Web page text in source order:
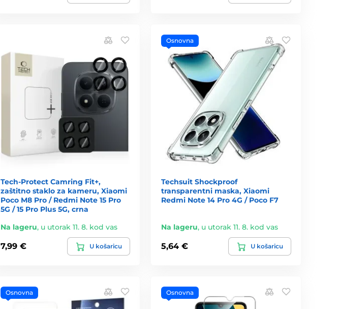
Tech-Protect Camring Fit+,
zaštitno staklo za kameru, Xiaomi
Poco M8 Pro / Redmi Note 15 Pro
5G / 15 Pro Plus 5G, crna
Na lageru, u utorak 11. 8. kod vas
7,99 € U košaricu
Osnovna
Techsuit Shockproof
transparentni maska, Xiaomi
Redmi Note 14 Pro 4G / Poco F7
Na lageru, u utorak 11. 8. kod vas
5,64 € U košaricu
Osnovna Osnovna